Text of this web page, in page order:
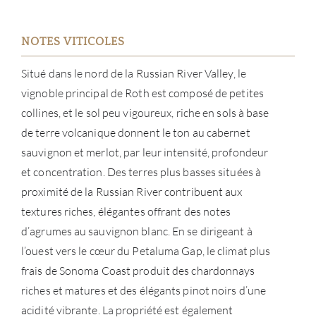
NOTES VITICOLES
Situé dans le nord de la Russian River Valley, le
vignoble principal de Roth est composé de petites
collines, et le sol peu vigoureux, riche en sols à base
de terre volcanique donnent le ton au cabernet
sauvignon et merlot, par leur intensité, profondeur
et concentration. Des terres plus basses situées à
proximité de la Russian River contribuent aux
textures riches, élégantes offrant des notes
d’agrumes au sauvignon blanc. En se dirigeant à
l’ouest vers le cœur du Petaluma Gap, le climat plus
frais de Sonoma Coast produit des chardonnays
riches et matures et des élégants pinot noirs d’une
acidité vibrante. La propriété est également